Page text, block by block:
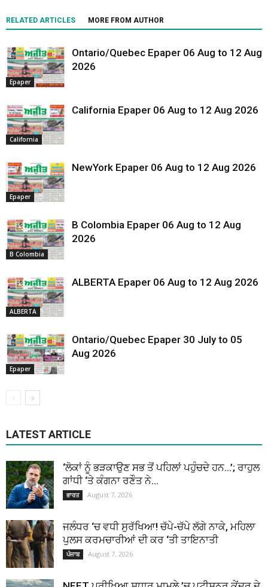
RELATED ARTICLES MORE FROM AUTHOR
Epaper
Ontario/Quebec Epaper 06 Aug to 12 Aug
2026
California
California Epaper 06 Aug to 12 Aug 2026
Epaper
NewYork Epaper 06 Aug to 12 Aug 2026
B Colombia
B Colombia Epaper 06 Aug to 12 Aug
2026
ALBERTA
ALBERTA Epaper 06 Aug to 12 Aug 2026
Epaper
Ontario/Quebec Epaper 30 July to 05
Aug 2026
LATEST ARTICLE
‘ਲੋਕਾਂ ਨੂੰ ਭੜਕਾਉਣ ਸਭ ਤੋਂ ਪਹਿਲਾਂ ਪਹੁੰਚਦੇ ਹਨ…’; ਰਾਹੁਲ
ਗਾਂਧੀ ‘ਤੇ ਕੰਗਨਾ ਰਣੌਤ ਨੇ...
ਭਾਰਤ August 7, 2026
ਜਲੰਧਰ ‘ਚ ਵਧੀ ਸੁਰੱਖਿਆ! ਚੱਪੇ-ਚੱਪੇ ਲੱਗੇ ਨਾਕੇ, ਮਹਿਲਾ
ਪੁਲਸ ਕਰਮਚਾਰੀਆਂ ਦੀ ਕਰ ‘ਤੀ ਤਾਇਨਾਤੀ
ਪੰਜਾਬ August 7, 2026